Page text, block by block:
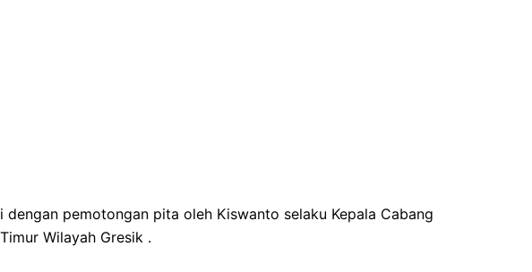
dengan pemotongan pita oleh Kiswanto selaku Kepala Cabang
Wilayah Gresik .